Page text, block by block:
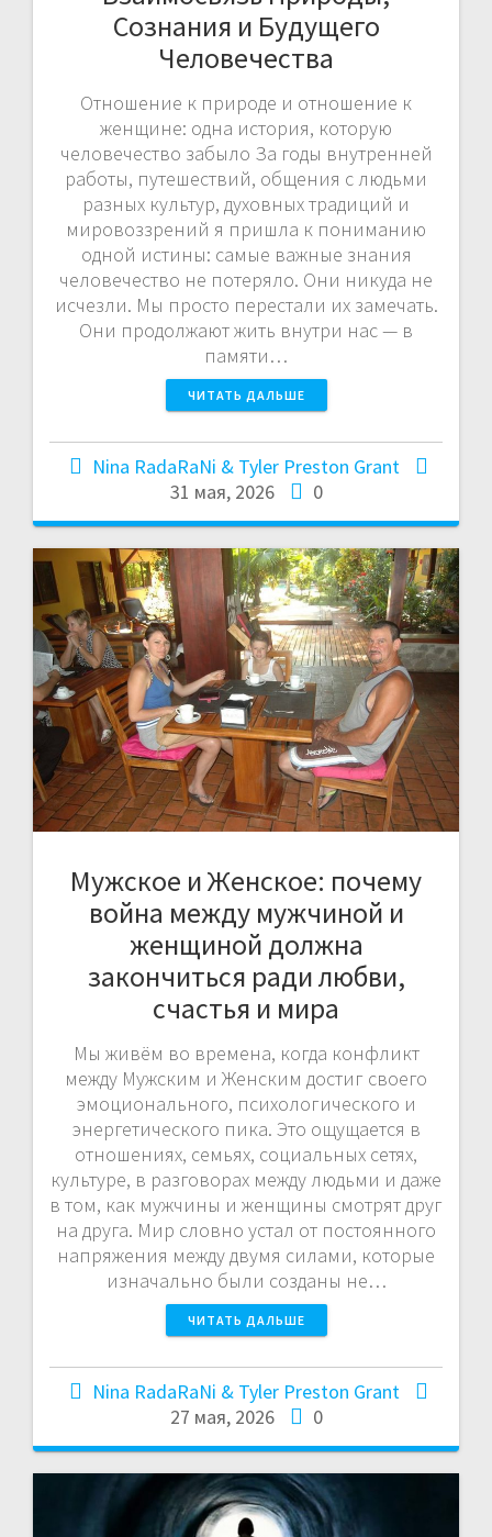
Сознания и Будущего
Человечества
Отношение к природе и отношение к
женщине: одна история, которую
человечество забыло За годы внутренней
работы, путешествий, общения с людьми
разных культур, духовных традиций и
мировоззрений я пришла к пониманию
одной истины: самые важные знания
человечество не потеряло. Они никуда не
исчезли. Мы просто перестали их замечать.
Они продолжают жить внутри нас — в
памяти…
ЧИТАТЬ ДАЛЬШЕ
Nina RadaRaNi & Tyler Preston Grant
31 мая, 2026
0
Мужское и Женское: почему
война между мужчиной и
женщиной должна
закончиться ради любви,
счастья и мира
Мы живём во времена, когда конфликт
между Мужским и Женским достиг своего
эмоционального, психологического и
энергетического пика. Это ощущается в
отношениях, семьях, социальных сетях,
культуре, в разговорах между людьми и даже
в том, как мужчины и женщины смотрят друг
на друга. Мир словно устал от постоянного
напряжения между двумя силами, которые
изначально были созданы не…
ЧИТАТЬ ДАЛЬШЕ
Nina RadaRaNi & Tyler Preston Grant
27 мая, 2026
0